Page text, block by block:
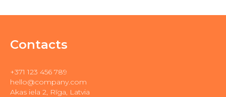
Contacts
+371 123 456 789
hello@company.com
Akas iela 2, Rīga, Latvia